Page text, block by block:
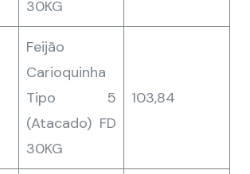
30KG
Feijão
Carioquinha
Tipo 5
(Atacado) FD
30KG
103,84